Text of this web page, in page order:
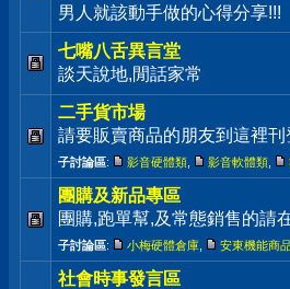
男人就該動手做的心得分享!!!
七嘴八舌異言堂
談天說地,閒話家常
二手貨市場
請要販賣商品的朋友到這裡
子討論區: 影音硬體類 影音軟體類
團購及新品專區
團購,跑單幫,及常態銷售的請
子討論區: 小梅硬體倉庫 安東機能商
社會時事發言區